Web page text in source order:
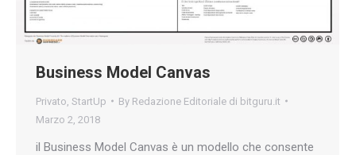
Business Model Canvas
Privato StartUp By Redazione Editoriale di bitguru.it
Marzo 2, 2018
il Business Model Canvas è un modello che consente